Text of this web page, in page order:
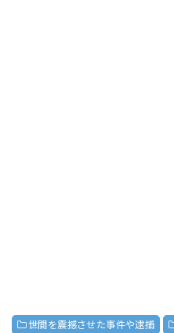
世間を震撼させた事件や逮捕